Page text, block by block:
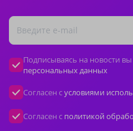
Подписываясь на новости
персональных данных
Согласен сусловиями
Согласен с политикой